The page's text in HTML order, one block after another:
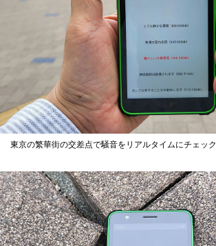
東京の繁華街の交差点で騒音をリアルタイムにチェック